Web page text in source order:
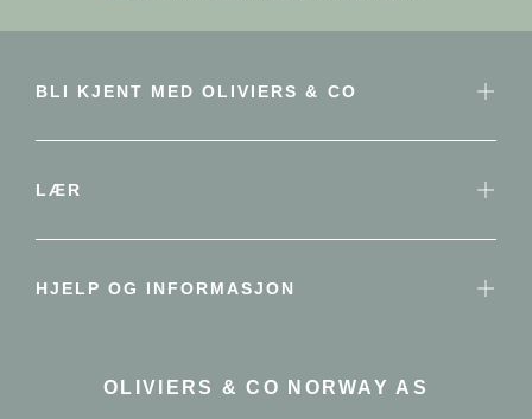
BLI KJENT MED OLIVIERS & CO
LÆR
HJELP OG INFORMASJON
OLIVIERS & CO NORWAY AS